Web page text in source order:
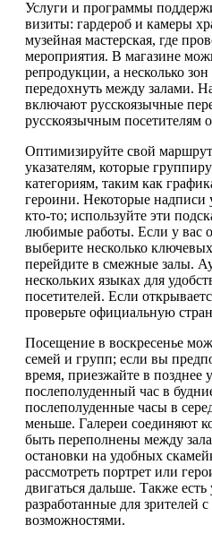
Услуги и программы
визиты: гардероб и камеры
музейная мастерская, где
мероприятия. В магазине
репродукции, а несколько
передохнуть между залами.
включают русскоязычные
русскоязычным посетителям
Оптимизируйте свой
указателям, которые
категориям, таким как
героини. Некоторые надписи
кто-то; используйте эти
любимые работы. Если у вас
выберите несколько
перейдите в смежные залы.
нескольких языках для
посетителей. Если
проверьте официальную
Посещение в воскресенье
семей и групп; если вы
время, приезжайте в позднее
послеполуденный час в
послеполуденные часы в
меньше. Галереи соединяют
быть переполнены между
остановки на удобных
рассмотреть портрет или
двигаться дальше. Также
разработанные для зрителей
возможностями.